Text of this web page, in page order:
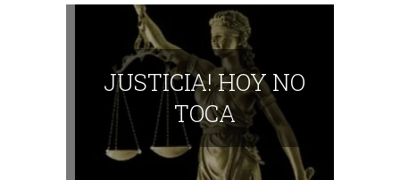
JUSTICIA! HOY NO
TOCA